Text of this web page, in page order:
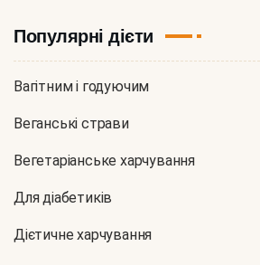
Популярні дієти
Вагітним і годуючим
Веганські страви
Вегетаріанське харчування
Для діабетиків
Дієтичне харчування